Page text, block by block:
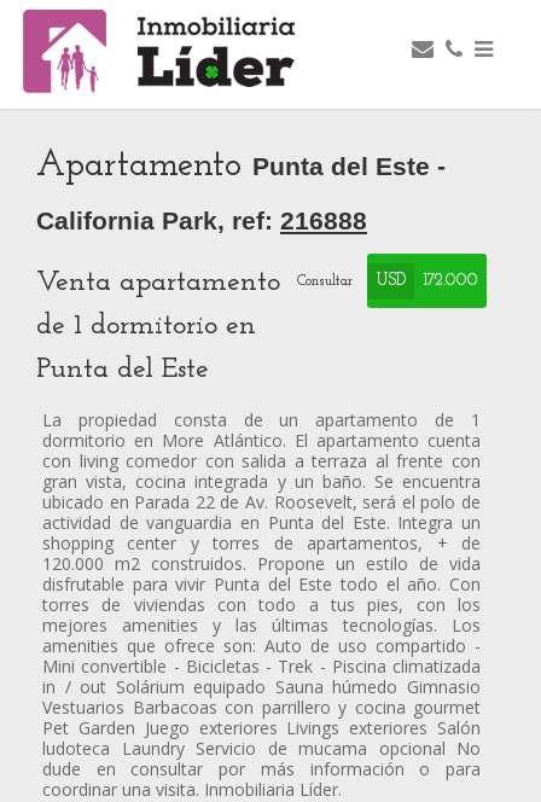
Apartamento Punta del Este -
California Park, ref: 216888
Consultar USD 172.000
Venta apartamento
de 1 dormitorio en
Punta del Este
La propiedad consta de un apartamento de 1
dormitorio en More Atlántico. El apartamento cuenta
con living comedor con salida a terraza al frente con
gran vista, cocina integrada y un baño. Se encuentra
ubicado en Parada 22 de Av. Roosevelt, será el polo de
actividad de vanguardia en Punta del Este. Integra un
shopping center y torres de apartamentos, + de
120.000 m2 construidos. Propone un estilo de vida
disfrutable para vivir Punta del Este todo el año. Con
torres de viviendas con todo a tus pies, con los
mejores amenities y las últimas tecnologías. Los
amenities que ofrece son: Auto de uso compartido -
Mini convertible - Bicicletas - Trek - Piscina climatizada
in / out Solárium equipado Sauna húmedo Gimnasio
Vestuarios Barbacoas con parrillero y cocina gourmet
Pet Garden Juego exteriores Livings exteriores Salón
ludoteca Laundry Servicio de mucama opcional No
dude en consultar por más información o para
coordinar una visita. Inmobiliaria Líder.